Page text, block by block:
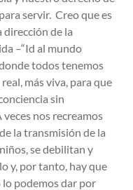
servir. Creo que es
dirección de la
–“Id al mundo
todos tenemos
más viva, para que
sin
nos recreamos
la transmisión de la
se debilitan y
y, por tanto, hay que
lo podemos dar por